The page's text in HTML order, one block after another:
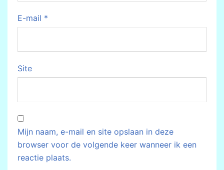
E-mail *
Site
Mijn naam, e-mail en site opslaan in deze
browser voor de volgende keer wanneer ik een
reactie plaats.